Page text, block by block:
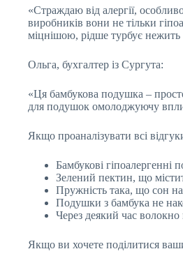
«Страждаю від алергії,
виробників вони не тільки
міцнішою, рідше турбує
Ольга, бухгалтер із Сургута:
«Ця бамбукова подушка –
для подушок омолоджуючу
Якщо проаналізувати всі
Бамбукові гіпоалергенні
Зелений пектин, що
Пружність така, що сон
Подушки з бамбука не
Через деякий час волокно
Якщо ви хочете поділитися